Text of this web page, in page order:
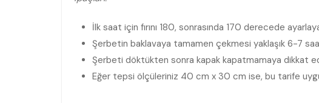
İlk saat için fırını 180, sonrasında 170 derecede
Şerbetin baklavaya tamamen çekmesi yaklaşık 6-7
Şerbeti döktükten sonra kapak kapatmamaya dikkat
Eğer tepsi ölçüleriniz 40 cm x 30 cm ise, bu tarife